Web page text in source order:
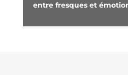
entre fresques et